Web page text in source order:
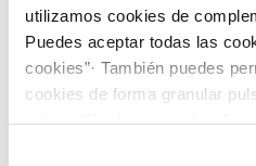
utilizamos cookies de
Puedes aceptar todas las
cookies”· También puedes
cookies de forma granular